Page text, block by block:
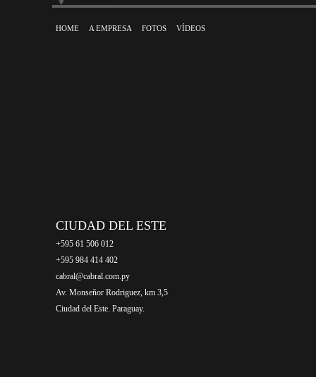
HOME A EMPRESA FOTOS VÍDEOS
CIUDAD DEL ESTE
+595 61 506 012
+595 984 414 402
cabral@cabral.com.py
Av. Monseñor Rodriguez, km 3,5
Ciudad del Este. Paraguay.